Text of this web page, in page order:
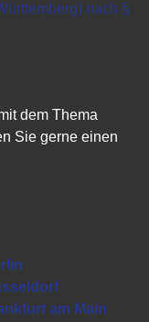
nach §
dem Thema
Sie gerne einen
am Main